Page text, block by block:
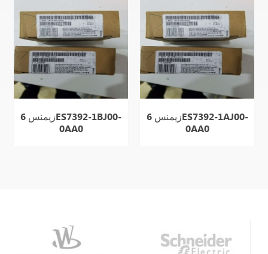
زیمنس 6ES7392-1BJ00-
0AA0
زیمنس 6ES7392-1AJ00-
0AA0